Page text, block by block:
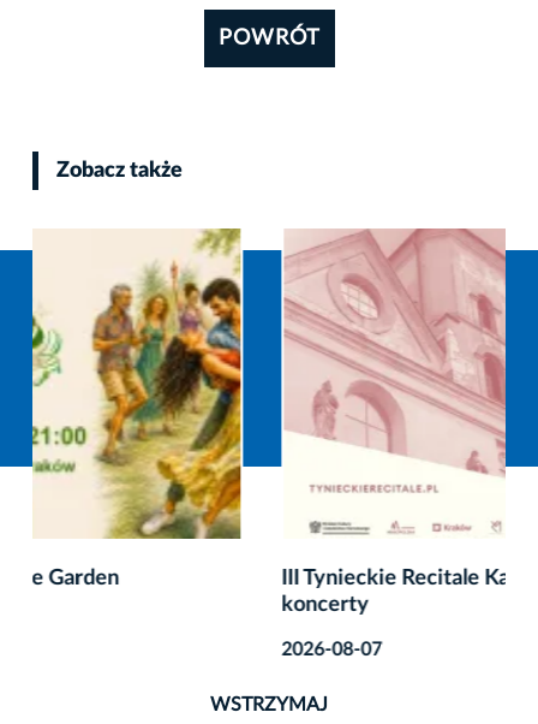
POWRÓT
Zobacz także
III Tynieckie Recitale Kameralne – finałowe
WSTRZYMAJ